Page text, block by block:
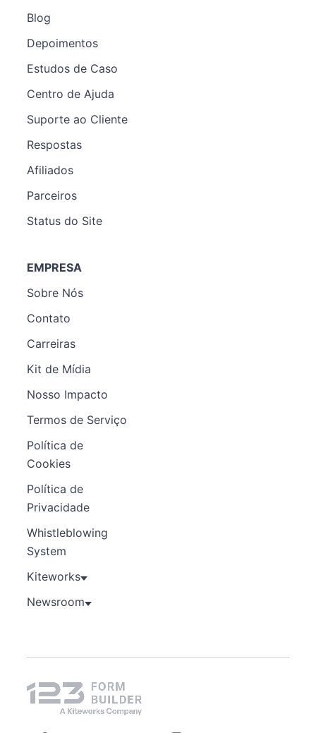
Blog
Depoimentos
Estudos de Caso
Centro de Ajuda
Suporte ao Cliente
Respostas
Afiliados
Parceiros
Status do Site
EMPRESA
Sobre Nós
Contato
Carreiras
Kit de Mídia
Nosso Impacto
Termos de Serviço
Política de
Cookies
Política de
Privacidade
Whistleblowing
System
Kiteworks
Newsroom